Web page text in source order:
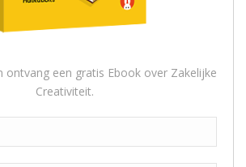
ontvang een gratis Ebook over Zakelijke
Creativiteit.